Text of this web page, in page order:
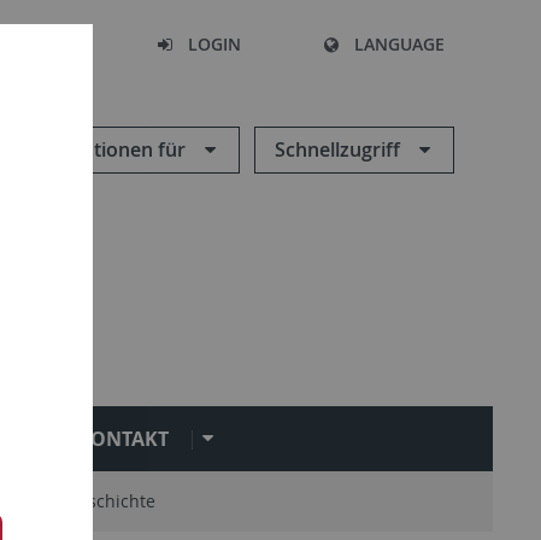
LOGIN LANGUAGE
Informationen für Schnellzugriff
KONTAKT
Geschichte